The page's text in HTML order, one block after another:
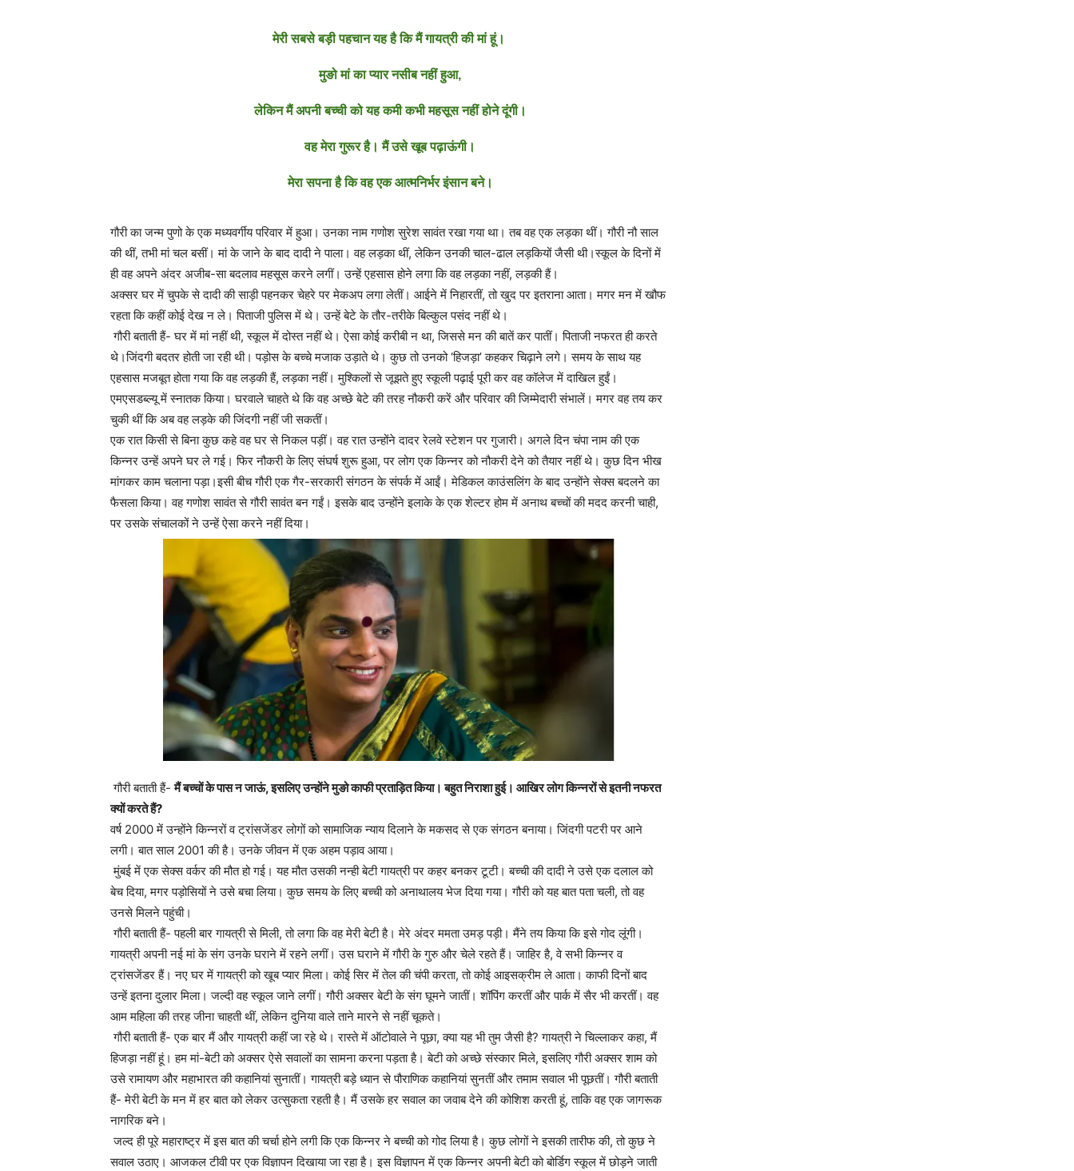
मेरी सबसे बड़ी पहचान यह है कि मैं गायत्री की मां हूं।
मुङो मां का प्यार नसीब नहीं हुआ,
लेकिन मैं अपनी बच्ची को यह कमी कभी महसूस नहीं होने दूंगी।
वह मेरा गुरूर है। मैं उसे खूब पढ़ाऊंगी।
मेरा सपना है कि वह एक आत्मनिर्भर इंसान बने।
गौरी का जन्म पुणो के एक मध्यवर्गीय परिवार में हुआ। उनका नाम गणोश सुरेश सावंत रखा गया था। तब वह एक लड़का थीं। गौरी नौ साल
की थीं, तभी मां चल बसीं। मां के जाने के बाद दादी ने पाला। वह लड़का थीं, लेकिन उनकी चाल-ढाल लड़कियों जैसी थी।स्कूल के दिनों में
ही वह अपने अंदर अजीब-सा बदलाव महसूस करने लगीं। उन्हें एहसास होने लगा कि वह लड़का नहीं, लड़की हैं।
अक्सर घर में चुपके से दादी की साड़ी पहनकर चेहरे पर मेकअप लगा लेतीं। आईने में निहारतीं, तो खुद पर इतराना आता। मगर मन में खौफ
रहता कि कहीं कोई देख न ले। पिताजी पुलिस में थे। उन्हें बेटे के तौर-तरीके बिल्कुल पसंद नहीं थे।
गौरी बताती हैं- घर में मां नहीं थी, स्कूल में दोस्त नहीं थे। ऐसा कोई करीबी न था, जिससे मन की बातें कर पातीं। पिताजी नफरत ही करते
थे।जिंदगी बदतर होती जा रही थी। पड़ोस के बच्चे मजाक उड़ाते थे। कुछ तो उनको ‘हिजड़ा’ कहकर चिढ़ाने लगे। समय के साथ यह
एहसास मजबूत होता गया कि वह लड़की हैं, लड़का नहीं। मुश्किलों से जूझते हुए स्कूली पढ़ाई पूरी कर वह कॉलेज में दाखिल हुईं।
एमएसडब्ल्यू में स्नातक किया। घरवाले चाहते थे कि वह अच्छे बेटे की तरह नौकरी करें और परिवार की जिम्मेदारी संभालें। मगर वह तय कर
चुकी थीं कि अब वह लड़के की जिंदगी नहीं जी सकतीं।
एक रात किसी से बिना कुछ कहे वह घर से निकल पड़ीं। वह रात उन्होंने दादर रेलवे स्टेशन पर गुजारी। अगले दिन चंपा नाम की एक
किन्नर उन्हें अपने घर ले गई। फिर नौकरी के लिए संघर्ष शुरू हुआ, पर लोग एक किन्नर को नौकरी देने को तैयार नहीं थे। कुछ दिन भीख
मांगकर काम चलाना पड़ा।इसी बीच गौरी एक गैर-सरकारी संगठन के संपर्क में आईं। मेडिकल काउंसलिंग के बाद उन्होंने सेक्स बदलने का
फैसला किया। वह गणोश सावंत से गौरी सावंत बन गईं। इसके बाद उन्होंने इलाके के एक शेल्टर होम में अनाथ बच्चों की मदद करनी चाही,
पर उसके संचालकों ने उन्हें ऐसा करने नहीं दिया।
गौरी बताती हैं-मैं बच्चों के पास न जाऊं, इसलिए उन्होंने मुङो काफी प्रताड़ित किया। बहुत निराशा हुई। आखिर लोग किन्नरों से इतनी नफरत
क्यों करते हैं?
वर्ष 2000 में उन्होंने किन्नरों व ट्रांसजेंडर लोगों को सामाजिक न्याय दिलाने के मकसद से एक संगठन बनाया। जिंदगी पटरी पर आने
लगी। बात साल 2001 की है। उनके जीवन में एक अहम पड़ाव आया।
मुंबई में एक सेक्स वर्कर की मौत हो गई। यह मौत उसकी नन्ही बेटी गायत्री पर कहर बनकर टूटी। बच्ची की दादी ने उसे एक दलाल को
बेच दिया, मगर पड़ोसियों ने उसे बचा लिया। कुछ समय के लिए बच्ची को अनाथालय भेज दिया गया। गौरी को यह बात पता चली, तो वह
उनसे मिलने पहुंची।
गौरी बताती हैं- पहली बार गायत्री से मिली, तो लगा कि वह मेरी बेटी है। मेरे अंदर ममता उमड़ पड़ी। मैंने तय किया कि इसे गोद लूंगी।
गायत्री अपनी नई मां के संग उनके घराने में रहने लगीं। उस घराने में गौरी के गुरु और चेले रहते हैं। जाहिर है, वे सभी किन्नर व
ट्रांसजेंडर हैं। नए घर में गायत्री को खूब प्यार मिला। कोई सिर में तेल की चंपी करता, तो कोई आइसक्रीम ले आता। काफी दिनों बाद
उन्हें इतना दुलार मिला। जल्दी वह स्कूल जाने लगीं। गौरी अक्सर बेटी के संग घूमने जातीं। शॉपिंग करतीं और पार्क में सैर भी करतीं। वह
आम महिला की तरह जीना चाहती थीं, लेकिन दुनिया वाले ताने मारने से नहीं चूकते।
गौरी बताती हैं- एक बार मैं और गायत्री कहीं जा रहे थे। रास्ते में ऑटोवाले ने पूछा, क्या यह भी तुम जैसी है? गायत्री ने चिल्लाकर कहा, मैं
हिजड़ा नहीं हूं। हम मां-बेटी को अक्सर ऐसे सवालों का सामना करना पड़ता है। बेटी को अच्छे संस्कार मिले, इसलिए गौरी अक्सर शाम को
उसे रामायण और महाभारत की कहानियां सुनातीं। गायत्री बड़े ध्यान से पौराणिक कहानियां सुनतीं और तमाम सवाल भी पूछतीं। गौरी बताती
हैं- मेरी बेटी के मन में हर बात को लेकर उत्सुकता रहती है। मैं उसके हर सवाल का जवाब देने की कोशिश करती हूं, ताकि वह एक जागरूक
नागरिक बने।
जल्द ही पूरे महाराष्ट्र में इस बात की चर्चा होने लगी कि एक किन्नर ने बच्ची को गोद लिया है। कुछ लोगों ने इसकी तारीफ की, तो कुछ ने
सवाल उठाए। आजकल टीवी पर एक विज्ञापन दिखाया जा रहा है। इस विज्ञापन में एक किन्नर अपनी बेटी को बोर्डिग स्कूल में छोड़ने जाती